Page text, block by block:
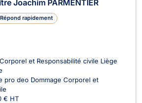
Joachim PARMENTIER
Répond rapidement
et Responsabilité civile Liège
pro deo Dommage Corporel et
€ HT